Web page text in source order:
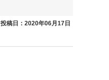
投稿日：2020年06月17日